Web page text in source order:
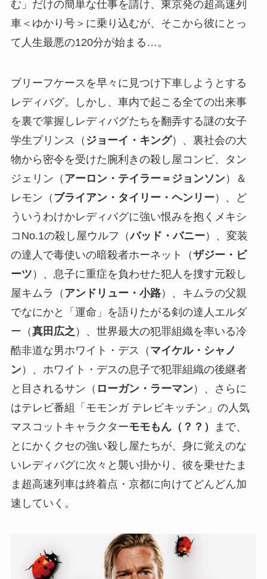
む」だけの簡単な仕事を請け、東京発の超高速列
車＜ゆかり号＞に乗り込むが、そこから彼にとっ
て人生最悪の120分が始まる…。
ブリーフケースを早々に見つけ下車しようとする
レディバグ。しかし、車内で起こる全ての出来事
を裏で掌握しレディバグたちを翻弄する謎の女子
学生プリンス（ ジョーイ・キング）、裏社会の大
物から密令を受けた腕利きの殺し屋コンビ、タン
ジェリン（ アーロン・テイラー＝ジョンソン）＆
レモン（ ブライアン・タイリー・ヘンリー ）、ど
ういうわけかレディバグに強い恨みを抱くメキシ
コNo.1の殺し屋ウルフ（バッド・バニー ）、変装
の達人で毒使いの暗殺者ホーネット（ザジー・ビ
ーツ ）、息子に重症を負わせた犯人を捜す元殺し
屋キムラ（ アンドリュー・小路）、キムラの父親
でなにかと「運命」を語りたがる剣の達人エルダ
ー（真田広之 ）、世界最大の犯罪組織を率いる冷
酷非道な男ホワイト・デス（ マイケル・シャノ
ン）、ホワイト・デスの息子で犯罪組織の後継者
と目されるサン（ ローガン・ラーマン）、さらに
はテレビ番組「モモンガ テレビキッチン」の人気
マスコットキャラクターモモもん（？？）
まで、
とにかくクセの強い殺し屋たちが、身に覚えのな
いレディバグに次々と襲い掛かり、彼を乗せたま
ま超高速列車は終着点・京都に向けてどんどん加
速していく。